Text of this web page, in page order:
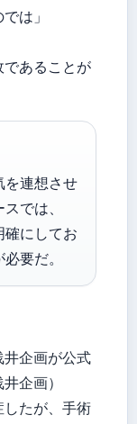
は」
あることが
を連想させ
では、
確にしてお
要だ。
企画が公式
企画）
たが、手術